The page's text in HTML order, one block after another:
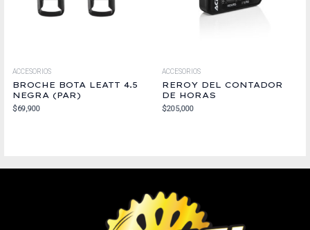
ACCESORIOS
BROCHE BOTA LEATT 4.5
NEGRA (PAR)
$69,900
ACCESORIOS
REROY DEL CONTADOR
DE HORAS
$205,000